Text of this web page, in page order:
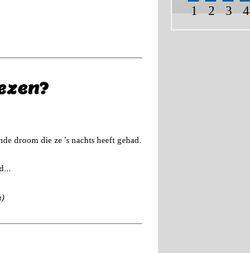
droom die ze 's nachts heeft gehad.
1 2 3 4